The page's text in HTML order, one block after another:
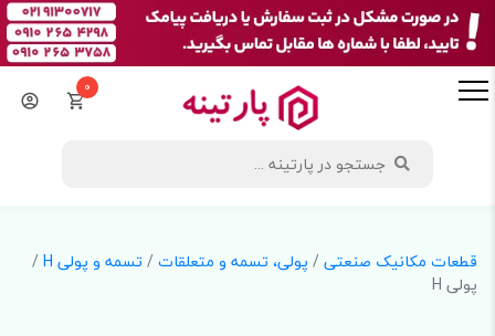
0
قطعات مکانیک صنعتی/ پولی، تسمه و متعلقات/ تسمه و پولی H
/
پولی H